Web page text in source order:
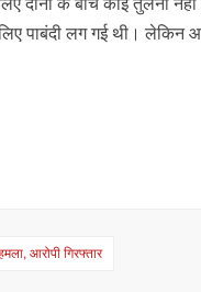
दोनों के बीच कोई तुलना
पाबंदी लग गई थी।
आरोपी गिरफ्तार